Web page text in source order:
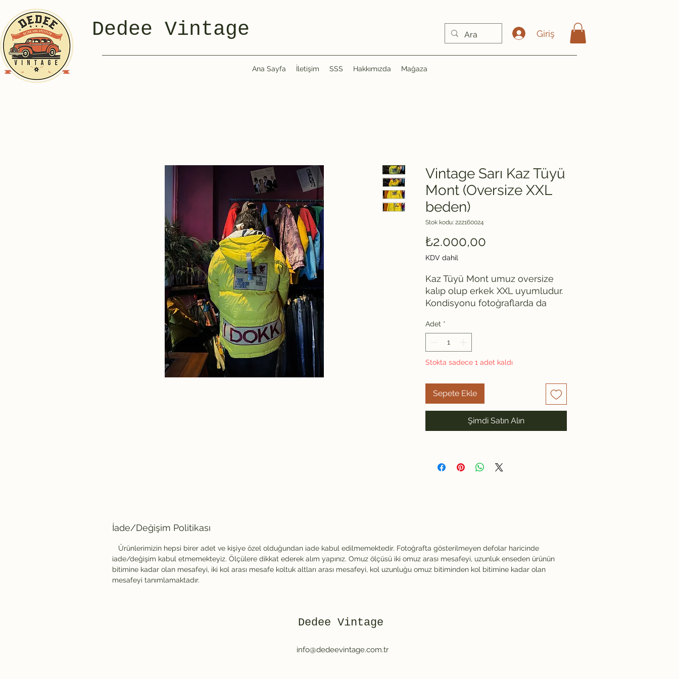
Dedee Vintage Giriş
Ana Sayfa İletişim SSS Hakkımızda Mağaza
Vintage Sarı Kaz Tüyü
Mont (Oversize XXL
beden)
Stok kodu: 222160024
₺2.000,00
KDV dahil
Kaz Tüyü Mont umuz oversize
kalıp olup erkek XXL uyumludur.
Kondisyonu fotoğraflarda da
gayet iyi durumdadır. Omuz: 54
Uzunluk: 81 İki kol arası: 58 Kol:
70
Adet *
Stokta sadece 1 adet kaldı
Sepete Ekle
Şimdi Satın Alın
İade/Değişim Politikası
Ürünlerimizin hepsi birer adet ve kişiye özel olduğundan iade kabul edilmemektedir. Fotoğrafta gösterilmeyen defolar haricinde
iade/değişim kabul etmemekteyiz. Ölçülere dikkat ederek alım yapınız. Omuz ölçüsü iki omuz arası mesafeyi, uzunluk enseden ürünün
bitimine kadar olan mesafeyi, iki kol arası mesafe koltuk altları arası mesafeyi, kol uzunluğu omuz bitiminden kol bitimine kadar olan
mesafeyi tanımlamaktadır.
Dedee Vintage
info@dedeevintage.com.tr